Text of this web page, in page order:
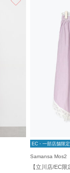
EC・一部店舗限定
Samansa Mos2